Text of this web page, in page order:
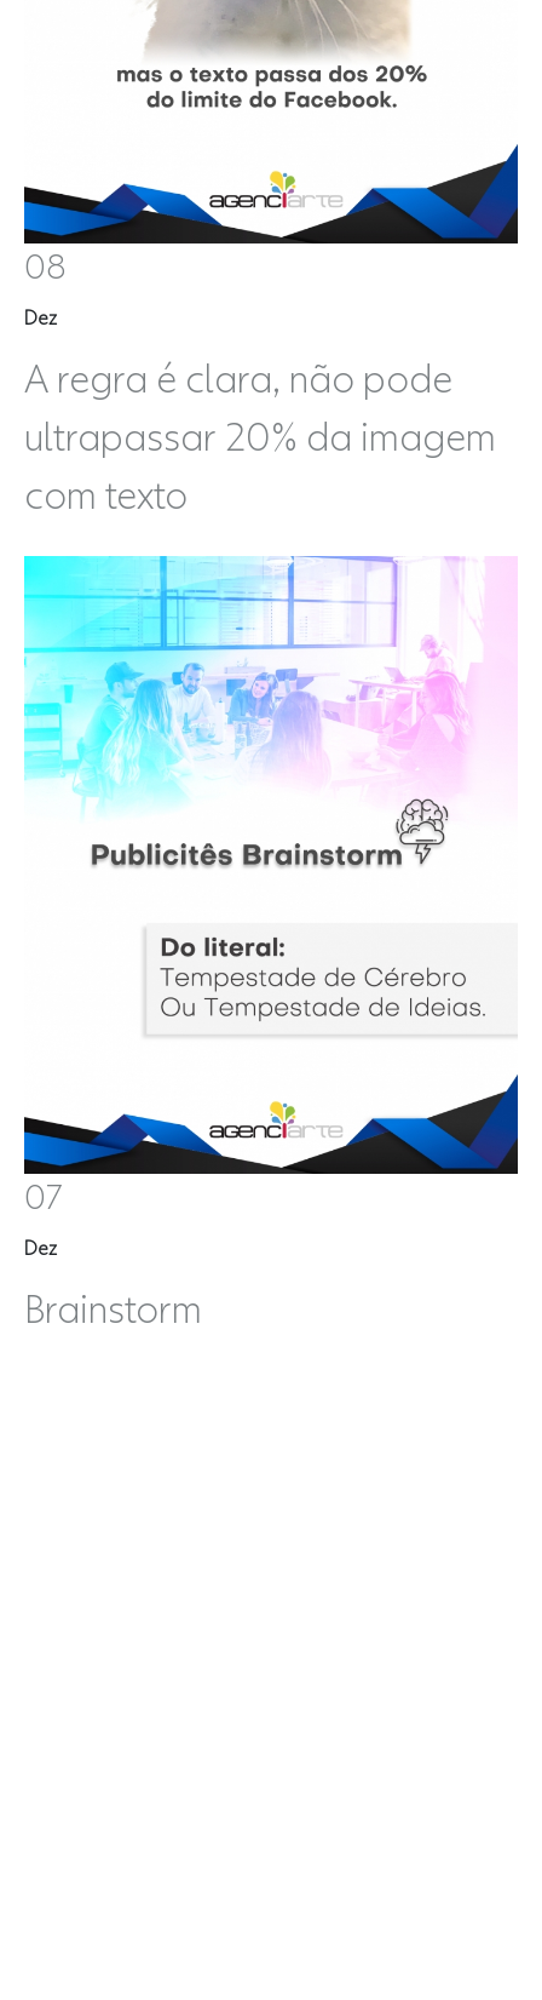
08
Dez
A regra é clara, não pode
ultrapassar 20% da imagem
com texto
07
Dez
Brainstorm